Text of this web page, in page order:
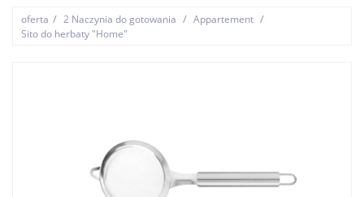
oferta / 2 Naczynia do gotowania / Appartement /
Sito do herbaty "Home"